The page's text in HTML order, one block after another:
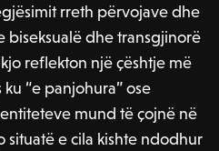
rreth përvojave dhe
biseksualë dhe transgjinorë
reflekton një çështje më
“e panjohura” ose
mund të çojnë në
situatë e cila kishte ndodhur